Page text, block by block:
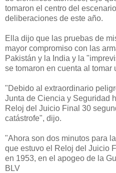
tomaron el centro del
deliberaciones de este año.
Ella dijo que las pruebas de
mayor compromiso con las
Pakistán y la India y la
se tomaron en cuenta al tomar
"Debido al extraordinario
Junta de Ciencia y Seguridad
Reloj del Juicio Final 30
catástrofe", dijo.
"Ahora son dos minutos para
que estuvo el Reloj del Juicio
en 1953, en el apogeo de la
BLV